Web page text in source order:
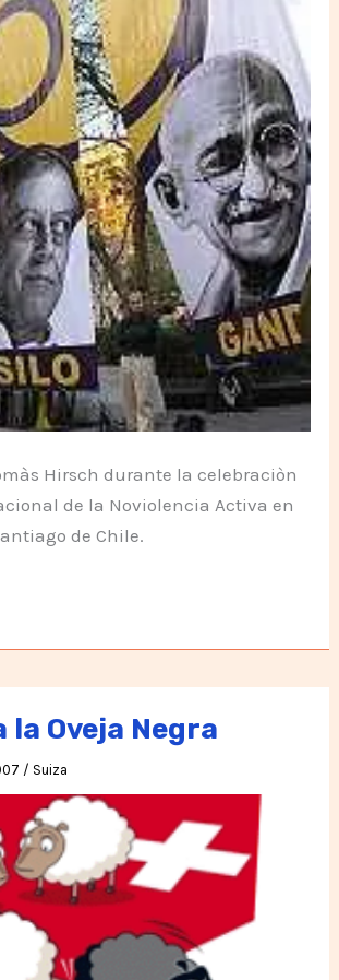
Hirsch durante la celebraciòn
de la Noviolencia Activa en
de Chile.
la Oveja Negra
/ Suiza